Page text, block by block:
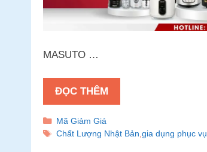
MASUTO …
ĐỌC THÊM
Danh
mục
Mã Giảm Giá
Thẻ
Chất Lượng Nhật Bản,gia dụng phục vụ